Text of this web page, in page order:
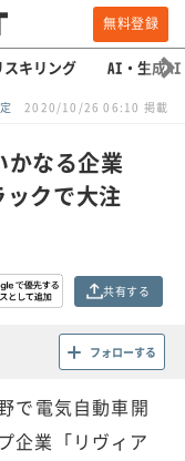
無料登録
スキリング AI・生成AI
2020/10/26 06:10 掲載
かなる企業
クで大注
共有する
フォローする
で電気自動車開
企業「リヴィア